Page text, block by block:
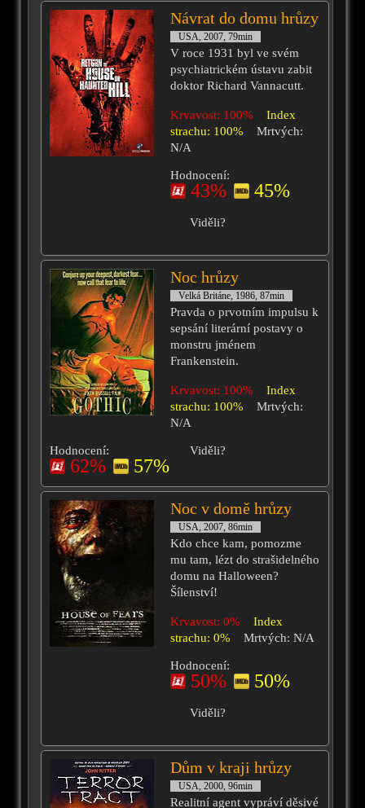
Návrat do domu hrůzy
USA, 2007, 79min
V roce 1931 byl ve svém
psychiatrickém ústavu zabit
doktor Richard Vannacutt.
Krvavost: 100%
Index
strachu: 100%
Mrtvých:
N/A
Hodnocení:
43% 45%
Viděli?
Noc hrůzy
Velká Británe, 1986, 87min
Pravda o prvotním impulsu k
sepsání literární postavy o
monstru jménem
Frankenstein.
Krvavost: 100%
Index
strachu: 100%
Mrtvých:
N/A
Hodnocení:
62% 57%
Viděli?
Noc v domě hrůzy
USA, 2007, 86min
Kdo chce kam, pomozme
mu tam, lézt do strašidelného
domu na Halloween?
Šílenství!
Krvavost: 0%
Index
strachu: 0%
Mrtvých: N/A
Hodnocení:
50% 50%
Viděli?
Dům v kraji hrůzy
USA, 2000, 96min
Realitní agent vypráví děsivé